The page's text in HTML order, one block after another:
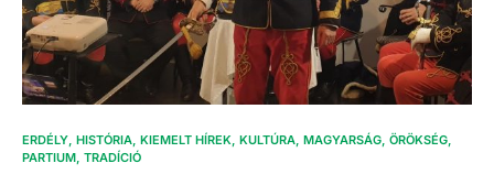
ERDÉLY HISTÓRIA KIEMELT HÍREK KULTÚRA MAGYARSÁG ÖRÖKSÉG
PARTIUM TRADÍCIÓ